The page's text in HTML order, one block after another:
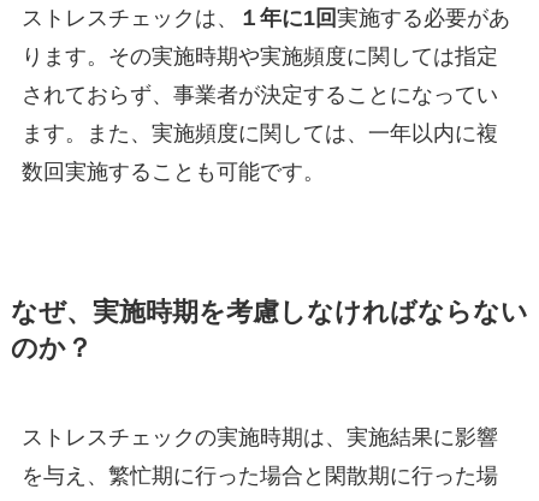
ストレスチェックは、 １年に1回実施する必要があ
ります。その実施時期や実施頻度に関しては指定
されておらず、事業者が決定することになってい
ます。また、実施頻度に関しては、一年以内に複
数回実施することも可能です。
なぜ、実施時期を考慮しなければならない
のか？
ストレスチェックの実施時期は、実施結果に影響
を与え、繁忙期に行った場合と閑散期に行った場